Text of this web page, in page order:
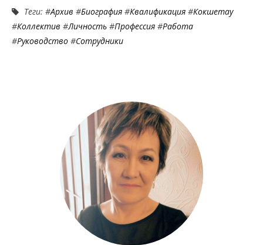
Теги: #Архив #Биография #Квалификация #Кокшетау
#Коллектив #Личность #Профессия #Работа
#Руководство #Сотрудники